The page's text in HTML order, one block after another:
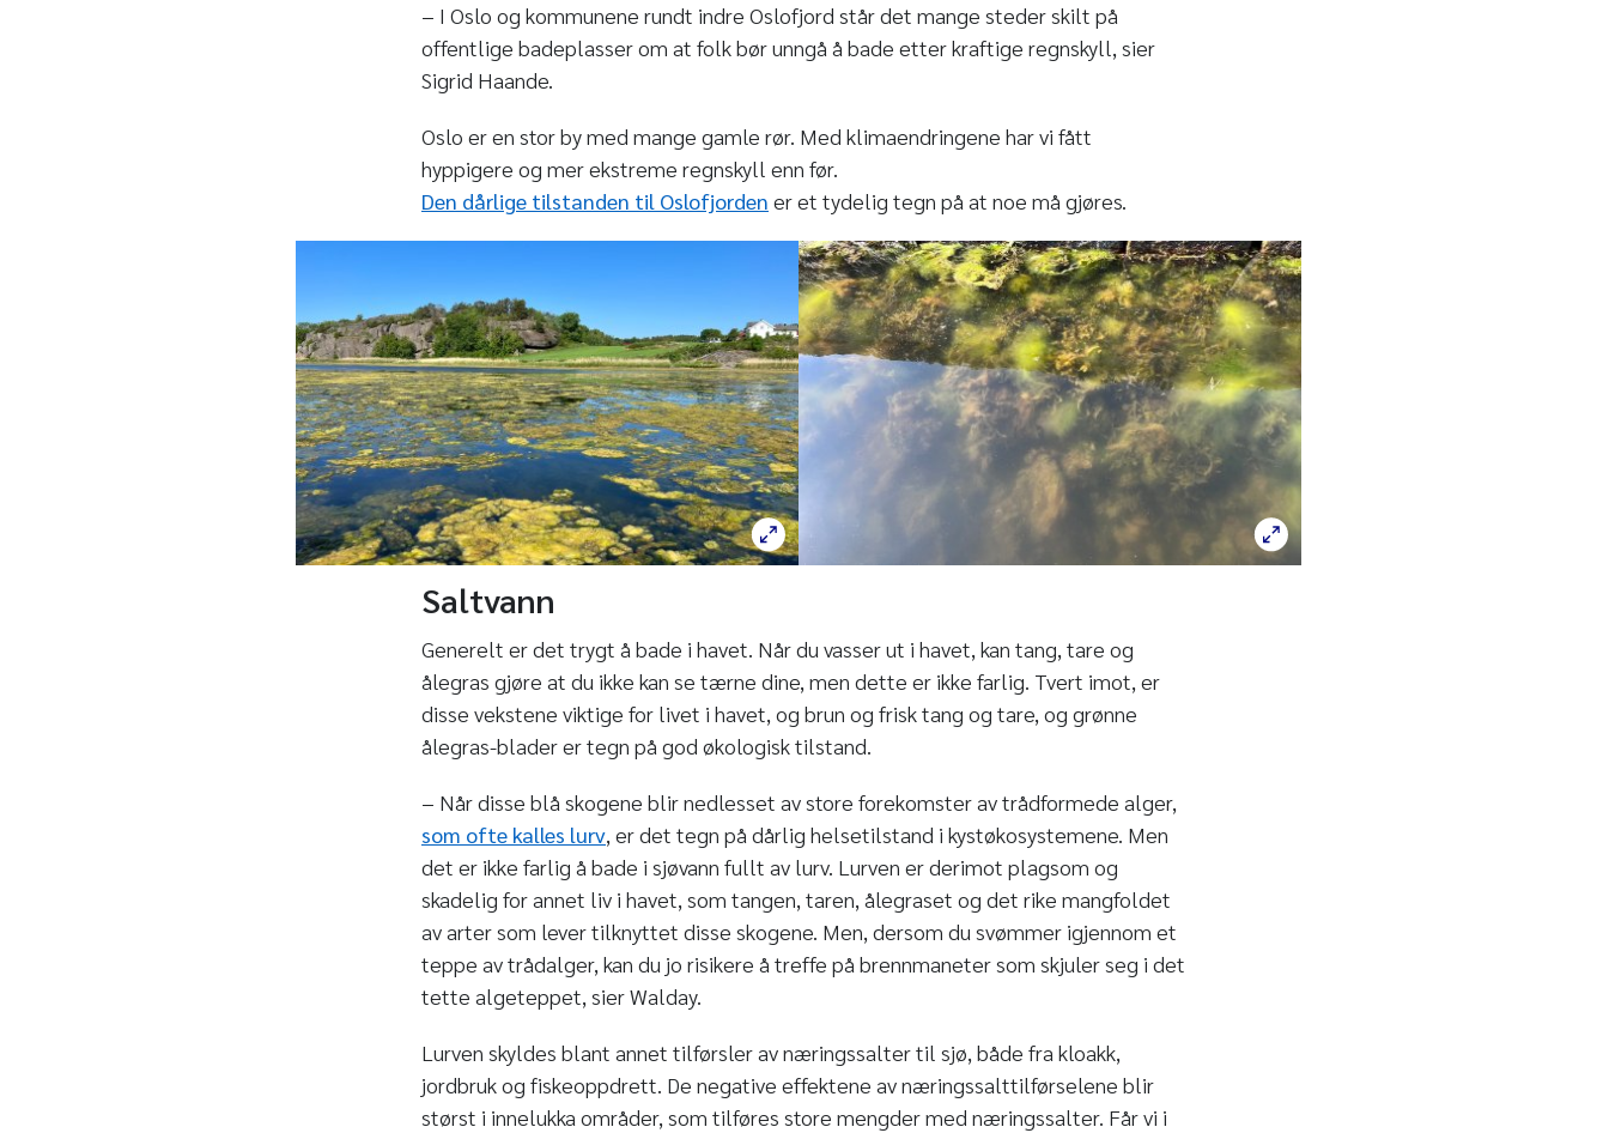
− I Oslo og kommunene rundt indre Oslofjord står det mange steder skilt på
offentlige badeplasser om at folk bør unngå å bade etter kraftige regnskyll, sier
Sigrid Haande.
Oslo er en stor by med mange gamle rør. Med klimaendringene har vi fått
hyppigere og mer ekstreme regnskyll enn før.
Den dårlige tilstanden til Oslofjorden er et tydelig tegn på at noe må gjøres.
Saltvann
Generelt er det trygt å bade i havet. Når du vasser ut i havet, kan tang, tare og
ålegras gjøre at du ikke kan se tærne dine, men dette er ikke farlig. Tvert imot, er
disse vekstene viktige for livet i havet, og brun og frisk tang og tare, og grønne
ålegras-blader er tegn på god økologisk tilstand.
− Når disse blå skogene blir nedlesset av store forekomster av trådformede alger,
som ofte kalles lurv, er det tegn på dårlig helsetilstand i kystøkosystemene. Men
det er ikke farlig å bade i sjøvann fullt av lurv. Lurven er derimot plagsom og
skadelig for annet liv i havet, som tangen, taren, ålegraset og det rike mangfoldet
av arter som lever tilknyttet disse skogene. Men, dersom du svømmer igjennom et
teppe av trådalger, kan du jo risikere å treffe på brennmaneter som skjuler seg i det
tette algeteppet, sier Walday.
Lurven skyldes blant annet tilførsler av næringssalter til sjø, både fra kloakk,
jordbruk og fiskeoppdrett. De negative effektene av næringssalttilførselene blir
størst i innelukka områder, som tilføres store mengder med næringssalter. Får vi i